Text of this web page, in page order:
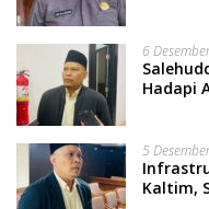
6
Hadapi
5
Kaltim,